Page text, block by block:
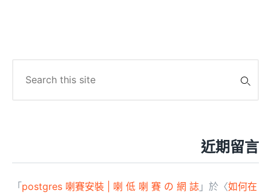
for:
近期留言
「 postgres 喇賽安裝 | 喇 低 喇 賽 の 網 誌 」於〈如何在